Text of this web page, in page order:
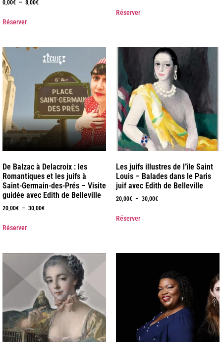
0,00€ – 8,00€
Réserver
Réserver
De Balzac à Delacroix : les
Romantiques et les juifs à
Saint-Germain-des-Prés – Visite
guidée avec Edith de Belleville
20,00€ – 30,00€
Réserver
Les juifs illustres de l’île Saint
Louis – Balades dans le Paris
juif avec Edith de Belleville
20,00€ – 30,00€
Réserver